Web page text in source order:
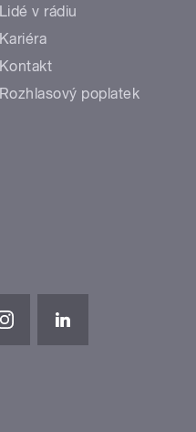
Lidé v rádiu
Kariéra
Kontakt
Rozhlasový poplatek